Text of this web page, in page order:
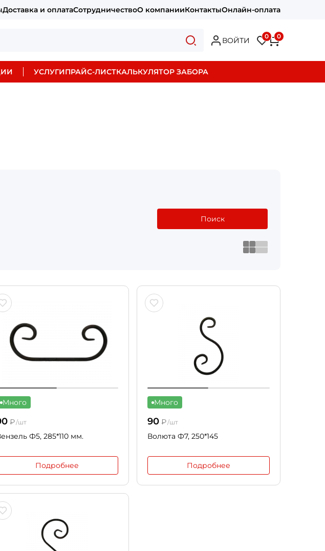
Доставка и оплатаСотрудничествоО компанииКонтактыОнлайн-оплата
ВОЙТИ 0 0
УСЛУГИПРАЙС-ЛИСТКАЛЬКУЛЯТОР ЗАБОРА
Поиск
Много
₽/шт
Ф5, 285*110 мм.
Подробнее
Много
90₽/шт
Волюта Ф7, 250*145
Подробнее